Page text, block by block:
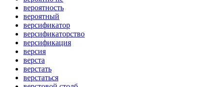
вероятность
вероятный
версификатор
версификаторство
версификация
версия
верста
верстать
верстаться